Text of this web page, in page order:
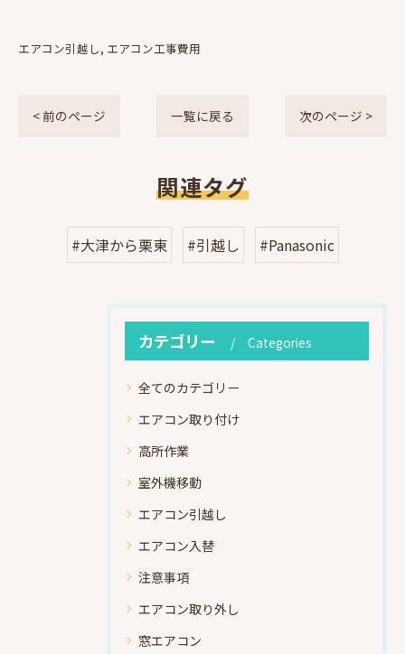
エアコン引越し エアコン工事費用
< 前のページ 一覧に戻る 次のページ >
関連タグ
#大津から栗東 #引越し #Panasonic
カテゴリー Categories
全てのカテゴリー
エアコン取り付け
高所作業
室外機移動
エアコン引越し
エアコン入替
注意事項
エアコン取り外し
窓エアコン